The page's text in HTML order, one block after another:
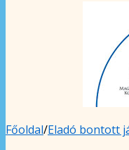
Főoldal/Eladó bontott